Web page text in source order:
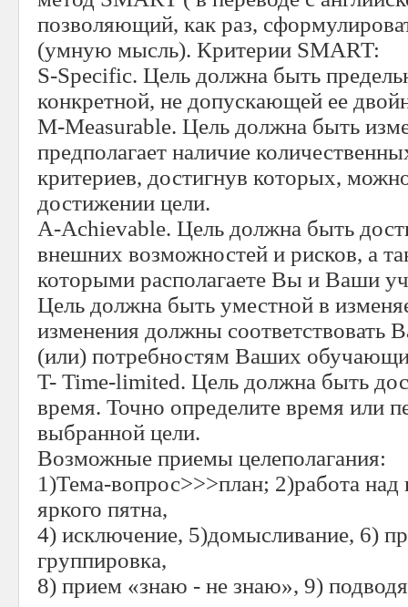
позволяющий, как раз,
(умную мысль). Критерии SMART:
S-Specific. Цель должна быть
конкретной, не допускающей ее
M-Measurable. Цель должна быть
предполагает наличие
критериев, достигнув которых,
достижении цели.
A-Achievable. Цель должна быть
внешних возможностей и рисков, а
которыми располагаете Вы и Ваши
Цель должна быть уместной в
изменения должны соответствовать
(или) потребностям Ваших
T- Time-limited. Цель должна быть
время. Точно определите время или
выбранной цели.
Возможные приемы целеполагания:
1)Тема-вопрос>>>план; 2)работа над
яркого пятна,
4) исключение, 5)домысливание, 6)
группировка,
8) прием «знаю - не знаю», 9)